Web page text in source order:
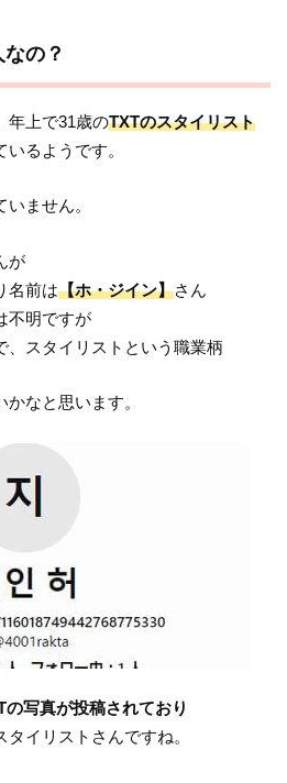
の？
年上で31歳のTXTのスタイリスト
いるようです。
ません。
が
名前は【ホ・ジイン】さん
不明ですが
、スタイリストという職業柄
なと思います。
写真が投稿されており
イリストさんですね。